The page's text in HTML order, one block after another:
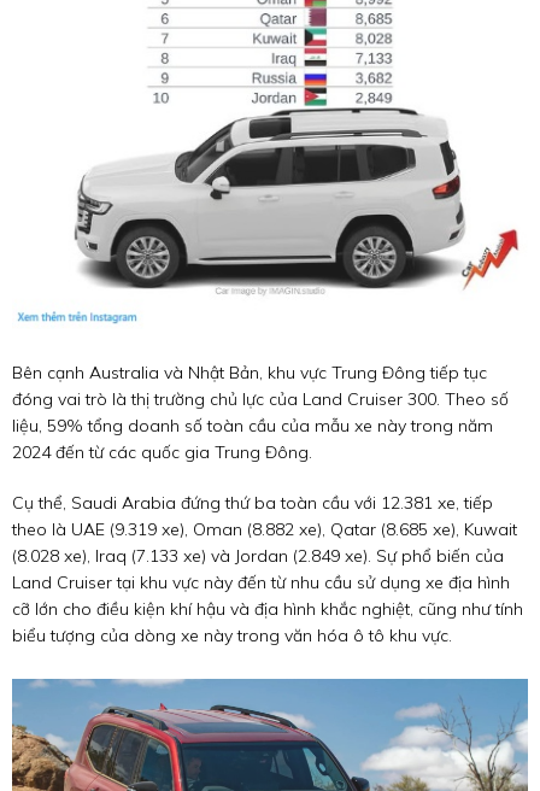
Bên cạnh Australia và Nhật Bản, khu vực Trung Đông tiếp tục
đóng vai trò là thị trường chủ lực của Land Cruiser 300. Theo số
liệu, 59% tổng doanh số toàn cầu của mẫu xe này trong năm
2024 đến từ các quốc gia Trung Đông.
Cụ thể, Saudi Arabia đứng thứ ba toàn cầu với 12.381 xe, tiếp
theo là UAE (9.319 xe), Oman (8.882 xe), Qatar (8.685 xe), Kuwait
(8.028 xe), Iraq (7.133 xe) và Jordan (2.849 xe). Sự phổ biến của
Land Cruiser tại khu vực này đến từ nhu cầu sử dụng xe địa hình
cỡ lớn cho điều kiện khí hậu và địa hình khắc nghiệt, cũng như tính
biểu tượng của dòng xe này trong văn hóa ô tô khu vực.